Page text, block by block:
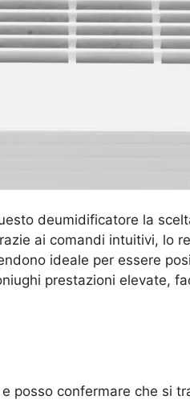
deumidificatore la
ai comandi intuitivi, lo
ideale per essere
prestazioni elevate,
confermare che si